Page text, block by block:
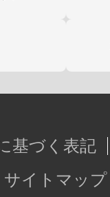
基づく表記
サイトマップ